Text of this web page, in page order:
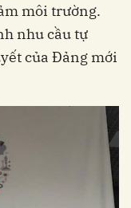
môi trường.
nhu cầu tự
của Đảng mới